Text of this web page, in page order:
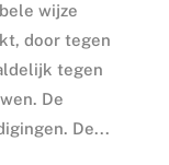
wijze
door tegen
tegen
De
De...